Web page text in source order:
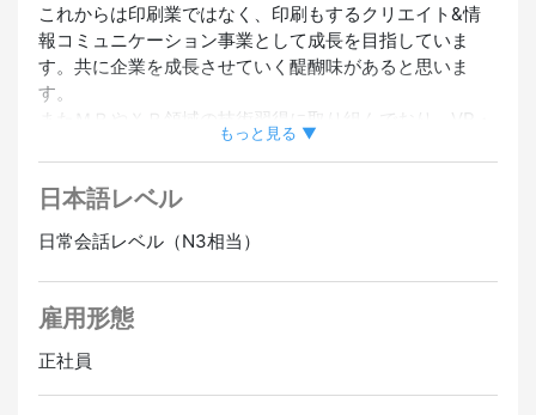
▼福利厚生も充実
各種社会保険完備
▼マイカー通勤OK
これからは印刷業ではなく、印刷もするクリエイト&情
報コミュニケーション事業として成長を目指していま
す。共に企業を成長させていく醍醐味があると思いま
す。
またＭＲやＸＲ領域の技術習得に取り組んでおり、VR・
XR領域にチャレンジしたい、新しい技術を習得したり成
正社員登用あり
もっと見る ▼
日本語レベル
日常会話レベル（N3相当）
雇用形態
正社員